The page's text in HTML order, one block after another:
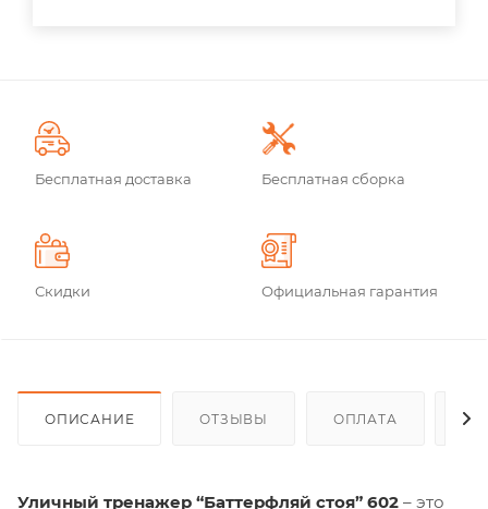
Бесплатная доставка Бесплатная сборка
Скидки Официальная гарантия
ОПИСАНИЕ ОТЗЫВЫ ОПЛАТА
Уличный тренажер “Баттерфляй стоя” 602 – это